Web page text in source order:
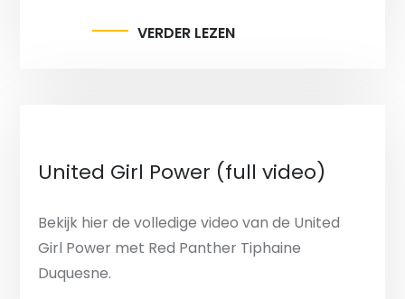
VERDER LEZEN
United Girl Power (full video)
Bekijk hier de volledige video van de United
Girl Power met Red Panther Tiphaine
Duquesne.